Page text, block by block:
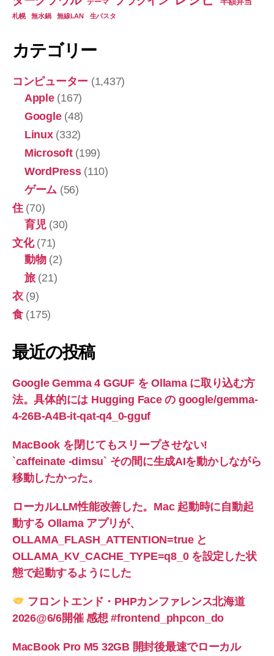
札幌 無水鍋 無線LAN 生パスタ
カテゴリー
コンピューター (1,437)
Apple(167)
Google(48)
Linux(332)
Microsoft(199)
WordPress(110)
ゲーム (56)
住(70)
育児(30)
文化(71)
動物(2)
旅(21)
衣(9)
食(175)
最近の投稿
Google Gemma 4 GGUF を Ollama に取り込む方
法。具体的には Hugging Face の google/gemma-
4-26B-A4B-it-qat-q4_0-gguf
MacBook を閉じてもスリープさせない!
`caffeinate -dimsu` その間に生成AIを動かしながら
移動したかった。
ローカルLLM性能改善した。Mac 起動時に自動起
動する Ollama アプリが、
OLLAMA_FLASH_ATTENTION=true と
OLLAMA_KV_CACHE_TYPE=q8_0 を設定した状
態で起動するようにした
フロントエンド・PHPカンファレンス北海道
2026@6/6開催 感想 #frontend_phpcon_do
MacBook Pro M5 32GB 開封後最速でローカル